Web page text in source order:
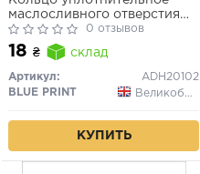
маслосливного отверстия
(пр-во Blue Print)
0 отзывов
18 ₴ склад
Артикул:
ADH20102
BLUE PRINT
Великобритания
КУПИТЬ